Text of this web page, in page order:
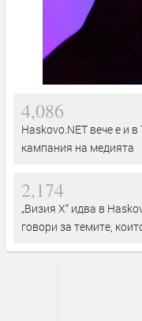
4,086
Haskovo.NET вече е и
кампания на медията
2,174
„Визия Х“ идва в
говори за темите,